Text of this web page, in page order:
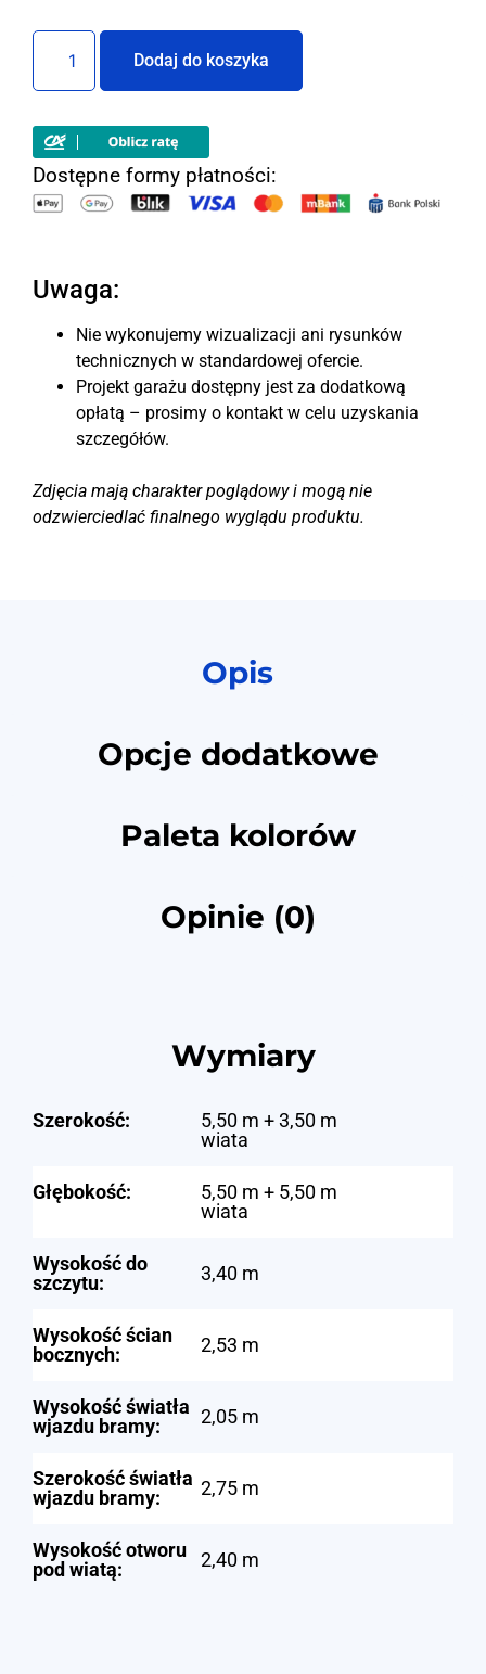
Dodaj do koszyka
Dostępne formy płatności:
Uwaga:
Nie wykonujemy wizualizacji ani rysunków
technicznych w standardowej ofercie.
Projekt garażu dostępny jest za dodatkową
opłatą – prosimy o kontakt w celu uzyskania
szczegółów.
Zdjęcia mają charakter poglądowy i mogą nie
odzwierciedlać finalnego wyglądu produktu.
Opis
Opcje dodatkowe
Paleta kolorów
Opinie (0)
Wymiary
Szerokość:
5,50 m + 3,50 m
wiata
Głębokość:
5,50 m + 5,50 m
wiata
Wysokość do
szczytu:
3,40 m
Wysokość ścian
bocznych:
2,53 m
Wysokość światła
wjazdu bramy:
2,05 m
Szerokość światła
wjazdu bramy:
2,75 m
Wysokość otworu
pod wiatą:
2,40 m